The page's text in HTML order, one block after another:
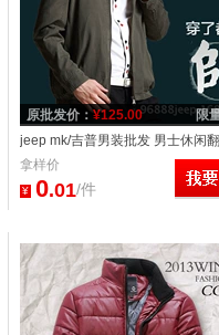
原批发价：¥125.00
限
jeep mk/吉普男装批发 男士休闲
外套 大码男装 一件代发
拿样价
¥ 0.01/件